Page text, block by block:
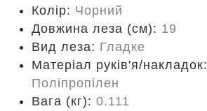
Колір: Чорний
Довжина леза (см): 19
Вид леза: Гладке
Матеріал руків'я/накладок:
Поліпропілен
Вага (кг): 0.111